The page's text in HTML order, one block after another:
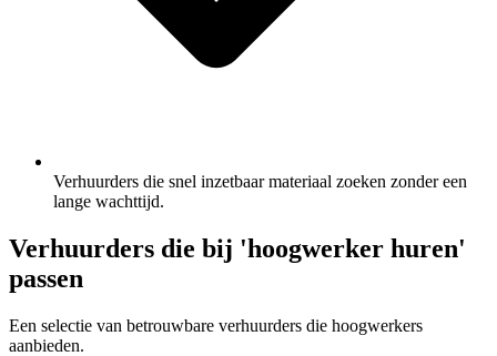
Verhuurders die snel inzetbaar materiaal zoeken zonder een
lange wachttijd.
Verhuurders die bij 'hoogwerker huren'
passen
Een selectie van betrouwbare verhuurders die hoogwerkers
aanbieden.